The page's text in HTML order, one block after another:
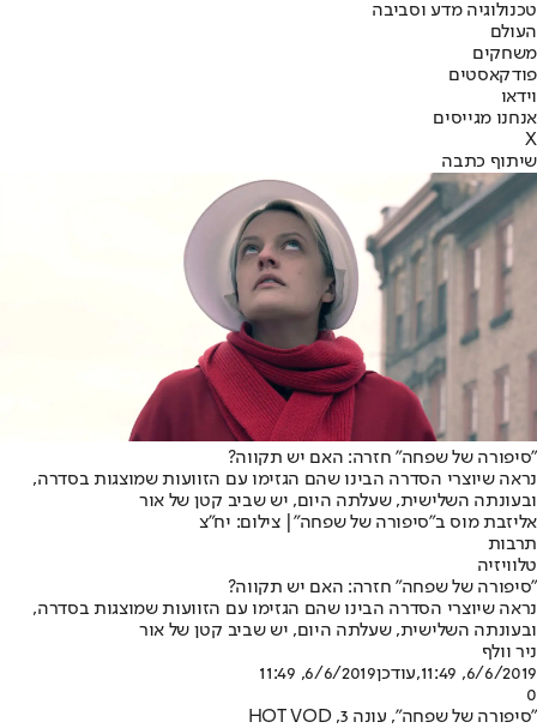
טכנולוגיה מדע וסביבה
העולם
משחקים
פודקאסטים
וידאו
אנחנו מגייסים
X
שיתוף כתבה
"סיפורה של שפחה" חזרה: האם יש תקווה?
נראה שיוצרי הסדרה הבינו שהם הגזימו עם הזוועות שמוצגות בסדרה,
ובעונתה השלישית, שעלתה היום, יש שביב קטן של אור
אליזבת מוס ב"סיפורה של שפחה"| צילום: יח"צ
תרבות
טלוויזיה
"סיפורה של שפחה" חזרה: האם יש תקווה?
נראה שיוצרי הסדרה הבינו שהם הגזימו עם הזוועות שמוצגות בסדרה,
ובעונתה השלישית, שעלתה היום, יש שביב קטן של אור
ניר וולף
6/6/2019, 11:49
,עודכן6/6/2019, 11:49
0
"סיפורה של שפחה", עונה 3, HOT VOD